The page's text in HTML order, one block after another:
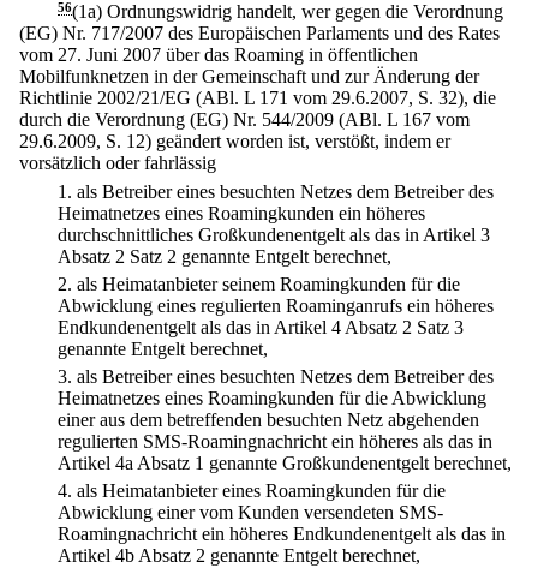
56(1a) Ordnungswidrig handelt, wer gegen die Verordnung
(EG) Nr. 717/2007 des Europäischen Parlaments und des Rates
vom 27. Juni 2007 über das Roaming in öffentlichen
Mobilfunknetzen in der Gemeinschaft und zur Änderung der
Richtlinie 2002/21/EG (ABl. L 171 vom 29.6.2007, S. 32), die
durch die Verordnung (EG) Nr. 544/2009 (ABl. L 167 vom
29.6.2009, S. 12) geändert worden ist, verstößt, indem er
vorsätzlich oder fahrlässig
1. als Betreiber eines besuchten Netzes dem Betreiber des
Heimatnetzes eines Roamingkunden ein höheres
durchschnittliches Großkundenentgelt als das in Artikel 3
Absatz 2 Satz 2 genannte Entgelt berechnet,
2. als Heimatanbieter seinem Roamingkunden für die
Abwicklung eines regulierten Roaminganrufs ein höheres
Endkundenentgelt als das in Artikel 4 Absatz 2 Satz 3
genannte Entgelt berechnet,
3. als Betreiber eines besuchten Netzes dem Betreiber des
Heimatnetzes eines Roamingkunden für die Abwicklung
einer aus dem betreffenden besuchten Netz abgehenden
regulierten SMS-Roamingnachricht ein höheres als das in
Artikel 4a Absatz 1 genannte Großkundenentgelt berechnet,
4. als Heimatanbieter eines Roamingkunden für die
Abwicklung einer vom Kunden versendeten SMS-
Roamingnachricht ein höheres Endkundenentgelt als das in
Artikel 4b Absatz 2 genannte Entgelt berechnet,